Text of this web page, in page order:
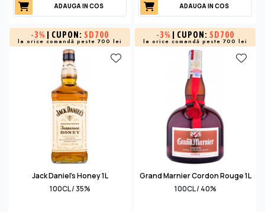
ADAUGA IN COS ADAUGA IN COS
-3% | CUPON: SD700
la orice comandă peste 700 lei
Jack Daniel's Honey 1L
100CL / 35%
-3% | CUPON: SD700
la orice comandă peste 700 lei
Grand Marnier Cordon Rouge 1L
100CL / 40%